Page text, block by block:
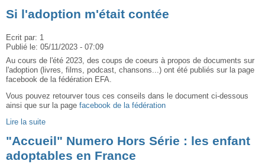
Si l'adoption m'était contée
Ecrit par: 1
Publié le: 05/11/2023 - 07:09
Au cours de l'été 2023, des coups de coeurs à propos de documents sur
l'adoption (livres, films, podcast, chansons...) ont été publiés sur la page
facebook de la fédération EFA.
Vous pouvez retourver tous ces conseils dans le document ci-dessous
ainsi que sur la page facebook de la fédération
Lire la suite
"Accueil" Numero Hors Série : les enfant
adoptables en France